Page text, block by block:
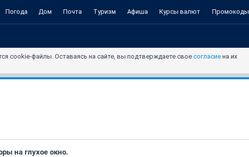
Погода Дом Почта Туризм Афиша Курсы валют Промокоды
cookie-файлы. Оставаясь на сайте, вы подтверждаете свое согласие на их
на глухое окно.